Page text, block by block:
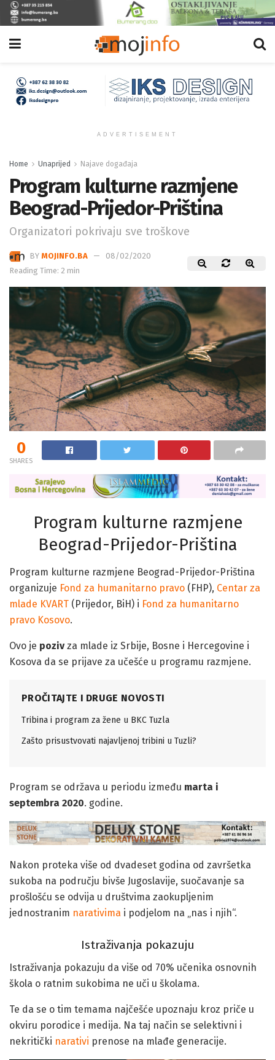
ADVERTISEMENT
Home Unaprijed Najave događaja
Program kulturne razmjene
Beograd-Prijedor-Priština
Organizatori pokrivaju sve troškove
BY MOJINFO.BA
08/02/2020
Reading Time: 2 min
0
SHARES
Program kulturne razmjene
Beograd-Prijedor-Priština
Program kulturne razmjene Beograd-Prijedor-Priština
organizuje Fond za humanitarno pravo (FHP), Centar za
mlade KVART (Prijedor, BiH) i Fond za humanitarno
pravo Kosovo.
Ovo je pozivza mlade iz Srbije, Bosne i Hercegovine i
Kosova da se prijave za učešće u programu razmjene.
PROČITAJTE I DRUGE NOVOSTI
Tribina i program za žene u BKC Tuzla
Zašto prisustvovati najavljenoj tribini u Tuzli?
Program se održava u periodu između marta i
septembra 2020. godine.
Nakon proteka više od dvadeset godina od završetka
sukoba na području bivše Jugoslavije, suočavanje sa
prošlošću se odvija u društvima zaokupljenim
jednostranim narativima i podjelom na „nas i njih“.
Istraživanja pokazuju
Istraživanja pokazuju da više od 70% učenika osnovnih
škola o ratnim sukobima ne uči u školama.
Te da se o tim temama najčešće upoznaju kroz priče u
okviru porodice i medija. Na taj način se selektivni i
nekritički narativi prenose na mlađe generacije.